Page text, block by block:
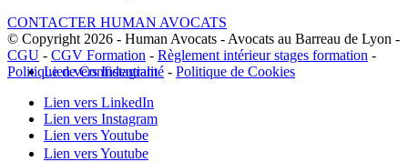
Lien vers Instagram
Lien vers Youtube
CONTACTER HUMAN AVOCATS
© Copyright 2026 - Human Avocats - Avocats au Barreau de Lyon -
CGU - CGV Formation - Règlement intérieur stages formation -
Politique de Confidentialité - Politique de Cookies
Lien vers LinkedIn
Lien vers Instagram
Lien vers Youtube